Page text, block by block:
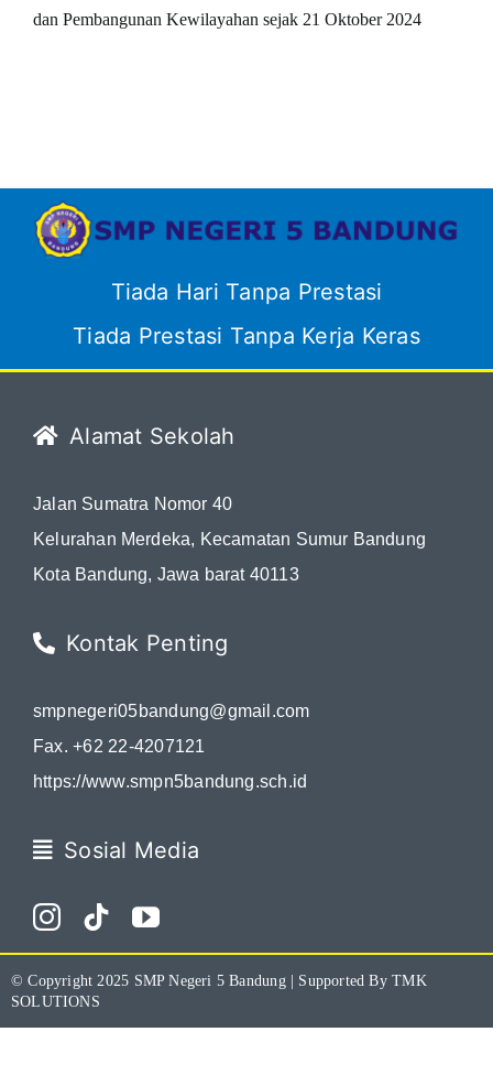
dan Pembangunan Kewilayahan sejak 21 Oktober 2024
Tiada Hari Tanpa Prestasi
Tiada Prestasi Tanpa Kerja Keras
Alamat Sekolah
Jalan Sumatra Nomor 40
Kelurahan Merdeka, Kecamatan Sumur Bandung
Kota Bandung, Jawa barat 40113
Kontak Penting
smpnegeri05bandung@gmail.com
Fax. +62 22-4207121
https://www.smpn5bandung.sch.id
Sosial Media
© Copyright 2025 SMP Negeri 5 Bandung| Supported ByTMK
SOLUTIONS